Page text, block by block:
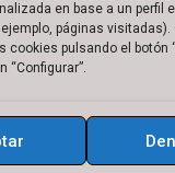
en base a un perfil
páginas visitadas).
cookies pulsando el botón
“Configurar”.
de compra